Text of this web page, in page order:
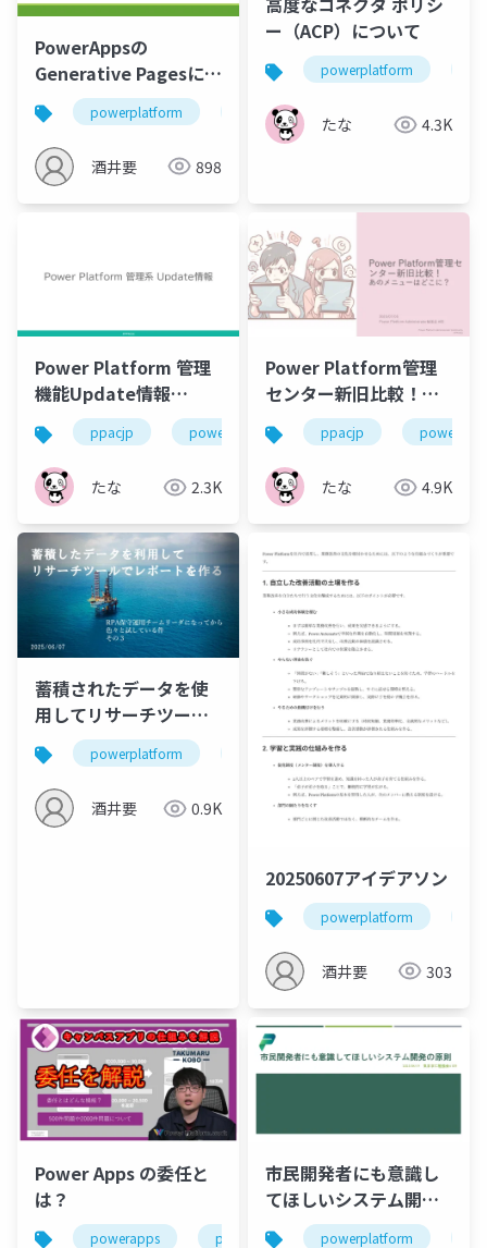
PowerAppsの
Generative Pagesにつ
いて
powerplatform power apps
酒井要 898
ー（ACP）について
powerplatform
たな 4.3K
Power Platform 管理
機能Update情報
（2025/4～6）
ppacjp powerplatform
たな 2.3K
Power Platform管理
センター新旧比較！あ
のメニューはどこに？
ppacjp
たな 4.9K
蓄積されたデータを使
用してリサーチツール
でレポートを作る
powerplatform 運用保守 copilot
酒井要 0.9K
20250607アイデアソン
powerplatform
酒井要 303
Power Apps の委任と
は？
powerapps powerplatform
市民開発者にも意識し
てほしいシステム開発
の原則powerplatform